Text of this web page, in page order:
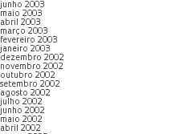
junho 2003
maio 2003
abril 2003
março 2003
fevereiro 2003
janeiro 2003
dezembro 2002
novembro 2002
outubro 2002
setembro 2002
agosto 2002
julho 2002
junho 2002
maio 2002
abril 2002